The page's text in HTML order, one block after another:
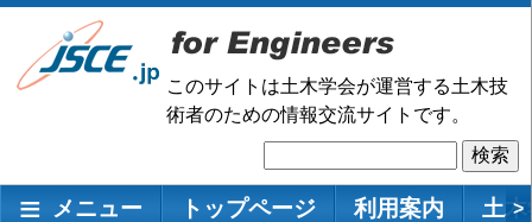
メ
ン
このサイトは土木学会が運営する土木技
術者のための情報交流サイトです。
索
メインナビゲーション
メニュー トップページ 利用案内 土 >